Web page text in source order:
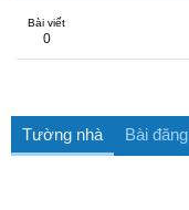
Bài viết
0
Tường nhà Bài đăng